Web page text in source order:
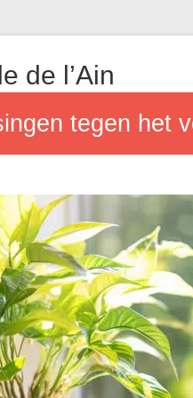
de l’Ain
tegen het